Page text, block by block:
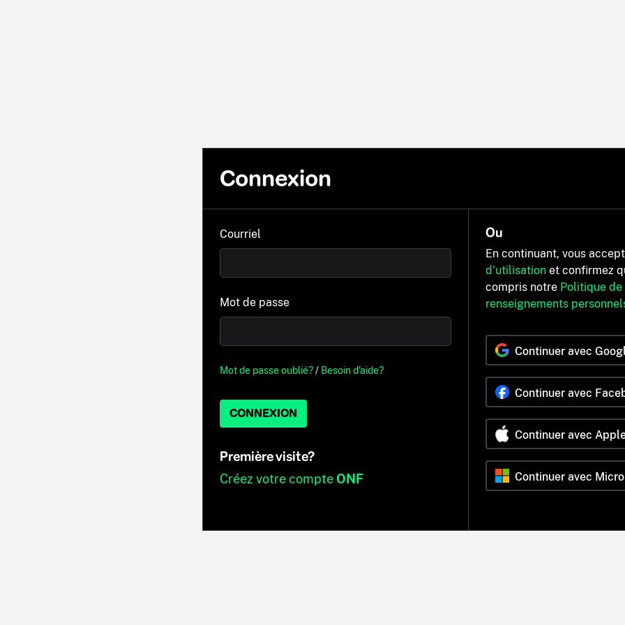
Connexion
Courriel
Mot de passe
Mot de passe oublié?/ Besoin d'aide?
CONNEXION
Première visite?
Créez votre compteONF
Ou
En continuant, vous
d'utilisation et confirmez
compris notre Politique
renseignements
Continuer avec
Continuer avec
Continuer avec
Continuer avec